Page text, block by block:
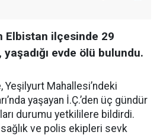
Elbistan ilçesinde 29
evde ölü bulundu.
Yeşilyurt Mahallesi’ndeki
yaşayan İ.Ç.’den üç gündür
durumu yetkililere bildirdi.
ve polis ekipleri sevk